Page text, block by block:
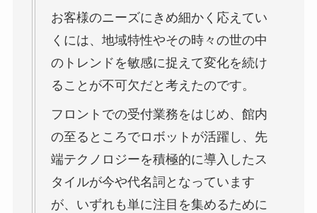
お客様のニーズにきめ細かく応えてい
くには、地域特性やその時々の世の中
のトレンドを敏感に捉えて変化を続け
ることが不可欠だと考えたのです。
フロントでの受付業務をはじめ、館内
の至るところでロボットが活躍し、先
端テクノロジーを積極的に導入したス
タイルが今や代名詞となっています
が、いずれも単に注目を集めるために